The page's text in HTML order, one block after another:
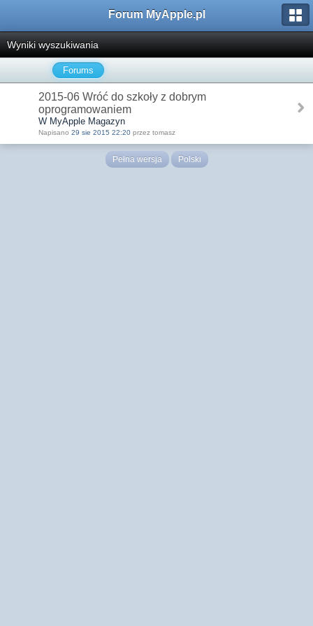
Forum MyApple.pl
Wyniki wyszukiwania
Forums
2015-06 Wróć do szkoły z dobrym
oprogramowaniem
W MyApple Magazyn
Napisano 29 sie 2015 22:20 przez tomasz
Pełna wersja Polski